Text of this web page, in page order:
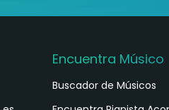
Encuentra Músico
Buscador de Músicos